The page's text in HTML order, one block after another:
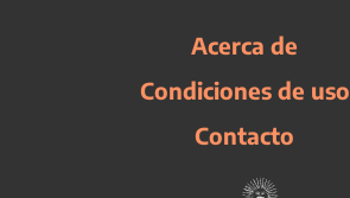
Acerca de
Condiciones de uso
Contacto